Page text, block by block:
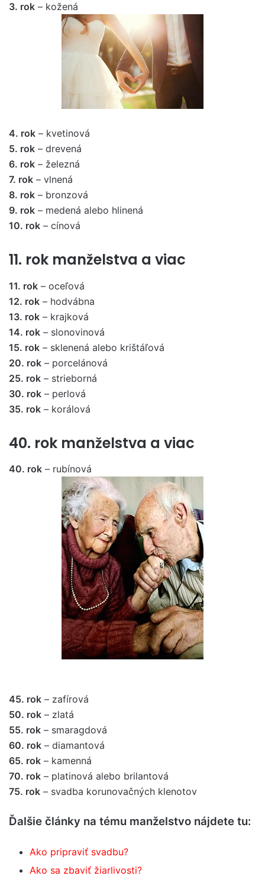
3. rok – kožená
4. rok – kvetinová
5. rok – drevená
6. rok – železná
7. rok – vlnená
8. rok – bronzová
9. rok – medená alebo hlinená
10. rok – cínová
11. rok manželstva a viac
11. rok – oceľová
12. rok – hodvábna
13. rok – krajková
14. rok – slonovinová
15. rok – sklenená alebo krištáľová
20. rok – porcelánová
25. rok – strieborná
30. rok – perlová
35. rok – korálová
40. rok manželstva a viac
40. rok – rubínová
45. rok – zafírová
50. rok – zlatá
55. rok – smaragdová
60. rok – diamantová
65. rok – kamenná
70. rok – platinová alebo brilantová
75. rok – svadba korunovačných klenotov
Ďalšie články na tému manželstvo nájdete tu:
Ako pripraviť svadbu?
Ako sa zbaviť žiarlivosti?